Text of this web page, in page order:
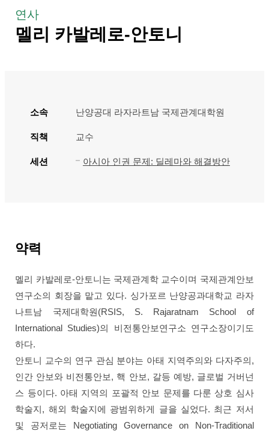
연사
멜리 카발레로-안토니
소속 난양공대 라자라트남 국제관계대학원
직책 교수
세션 아시아 인권 문제: 딜레마와 해결방안
약력
멜리 카발레로-안토니는 국제관계학 교수이며 국제관계안보
연구소의 회장을 맡고 있다. 싱가포르 난양공과대학교 라자
나트남 국제대학원(RSIS, S. Rajaratnam School of
International Studies)의 비전통안보연구소 연구소장이기도
하다.
안토니 교수의 연구 관심 분야는 아태 지역주의와 다자주의,
인간 안보와 비전통안보, 핵 안보, 갈등 예방, 글로벌 거버넌
스 등이다. 아태 지역의 포괄적 안보 문제를 다룬 상호 심사
학술지, 해외 학술지에 광범위하게 글을 실었다. 최근 저서
및 공저로는 Negotiating Governance on Non-Traditional